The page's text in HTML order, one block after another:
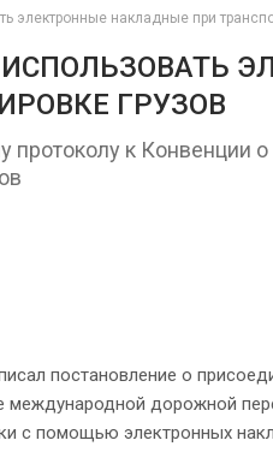
электронные накладные при
ГРУЗОВ
протоколу к Конвенции
постановление о
международной дорожной
с помощью электронных